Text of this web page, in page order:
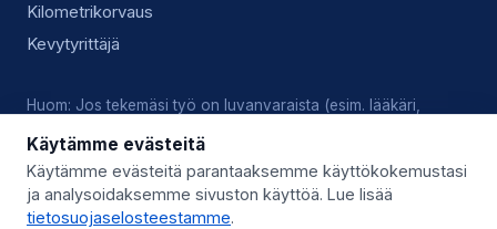
Kilometrikorvaus
Kevytyrittäjä
Huom: Jos tekemäsi työ on luvanvaraista (esim. lääkäri,
olevista luvista, pätevyyksistä ja alan käytännöistä.
© 2026 Teot.fi (Giggo Oy) · Y-tunnus 3559746-8 · Kysy lisää:
Käytämme evästeitä
Käytämme evästeitä parantaaksemme käyttökokemustasi
ja analysoidaksemme sivuston käyttöä. Lue lisää
tietosuojaselosteestamme.